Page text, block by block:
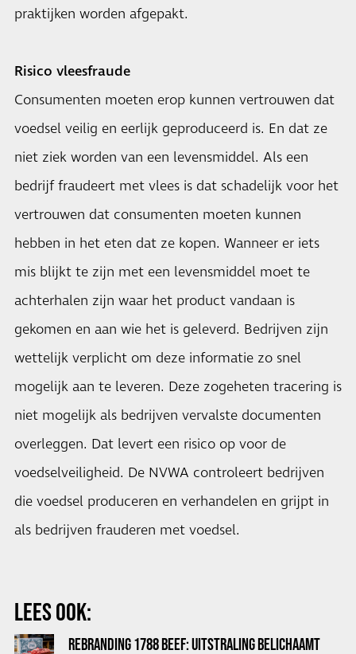
praktijken worden afgepakt.
Risico vleesfraude
Consumenten moeten erop kunnen vertrouwen dat
voedsel veilig en eerlijk geproduceerd is. En dat ze
niet ziek worden van een levensmiddel. Als een
bedrijf fraudeert met vlees is dat schadelijk voor het
vertrouwen dat consumenten moeten kunnen
hebben in het eten dat ze kopen. Wanneer er iets
mis blijkt te zijn met een levensmiddel moet te
achterhalen zijn waar het product vandaan is
gekomen en aan wie het is geleverd. Bedrijven zijn
wettelijk verplicht om deze informatie zo snel
mogelijk aan te leveren. Deze zogeheten tracering is
niet mogelijk als bedrijven vervalste documenten
overleggen. Dat levert een risico op voor de
voedselveiligheid. De NVWA controleert bedrijven
die voedsel produceren en verhandelen en grijpt in
als bedrijven frauderen met voedsel.
LEES OOK:
REBRANDING 1788 BEEF: UITSTRALING BELICHAAMT